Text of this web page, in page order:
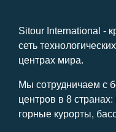
Sitour International -
сеть
центрах мира.
Мы сотрудничаем с
центров в 8
горные курорты,